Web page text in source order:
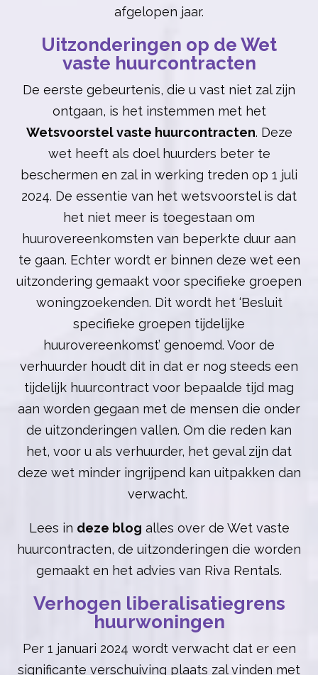
afgelopen jaar.
Uitzonderingen op de Wet
vaste huurcontracten
De eerste gebeurtenis, die u vast niet zal zijn
ontgaan, is het instemmen met het
Wetsvoorstel vaste huurcontracten. Deze
wet heeft als doel huurders beter te
beschermen en zal in werking treden op 1 juli
2024. De essentie van het wetsvoorstel is dat
het niet meer is toegestaan om
huurovereenkomsten van beperkte duur aan
te gaan. Echter wordt er binnen deze wet een
uitzondering gemaakt voor specifieke groepen
woningzoekenden. Dit wordt het ‘Besluit
specifieke groepen tijdelijke
huurovereenkomst’ genoemd. Voor de
verhuurder houdt dit in dat er nog steeds een
tijdelijk huurcontract voor bepaalde tijd mag
aan worden gegaan met de mensen die onder
de uitzonderingen vallen. Om die reden kan
het, voor u als verhuurder, het geval zijn dat
deze wet minder ingrijpend kan uitpakken dan
verwacht.
Lees in deze blog alles over de Wet vaste
huurcontracten, de uitzonderingen die worden
gemaakt en het advies van Riva Rentals.
Verhogen liberalisatiegrens
huurwoningen
Per 1 januari 2024 wordt verwacht dat er een
significante verschuiving plaats zal vinden met